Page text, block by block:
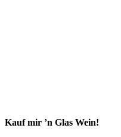
Kauf mir ’n Glas Wein!